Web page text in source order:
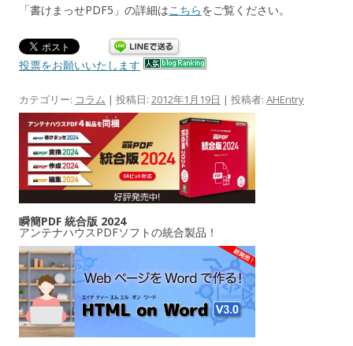
「書けまっせPDF5」の詳細はこちらをご覧ください。
投票をお願いいたします
カテゴリー: コラム | 投稿日: 2012年1月19日 | 投稿者: AHEntry
瞬簡PDF 統合版 2024
アンテナハウスPDFソフトの統合製品！